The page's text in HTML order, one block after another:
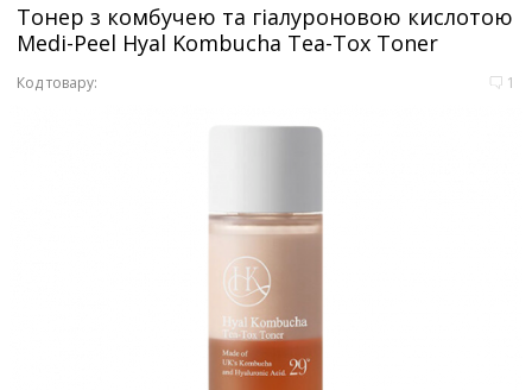
Тонер з комбучею та гіалуроновою кислотою
Medi-Peel Hyal Kombucha Tea-Tox Toner
Код товару: 1